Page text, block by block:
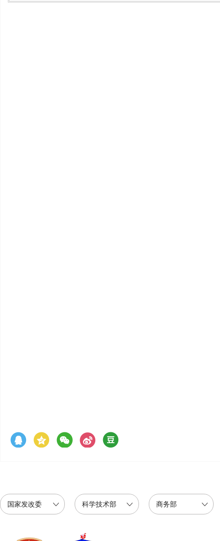
国家发改委 科学技术部 商务部